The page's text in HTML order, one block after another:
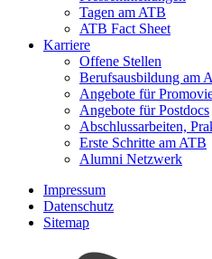
Tagen am ATB
ATB Fact Sheet
Karriere
Offene Stellen
Berufsausbildung am
Angebote für
Angebote für Postdocs
Abschlussarbeiten,
Erste Schritte am ATB
Alumni Netzwerk
Impressum
Datenschutz
Sitemap